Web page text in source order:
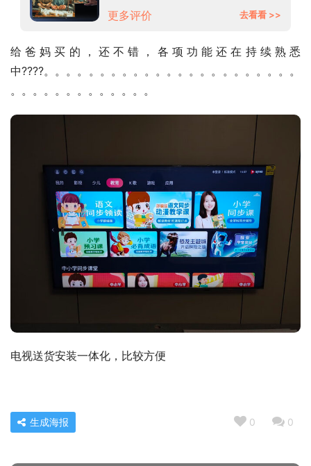
更多评价
去看看 >>
给爸妈买的，还不错，各项功能还在持续熟悉
中????。。。。。。。。。。。。。。。。。。。。。。。
。。。。。。。。。。。。。
电视送货安装一体化，比较方便
0 0
生成海报